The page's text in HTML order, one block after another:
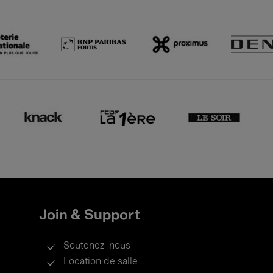
Join & Support
Soutenez-nous
Location de salle